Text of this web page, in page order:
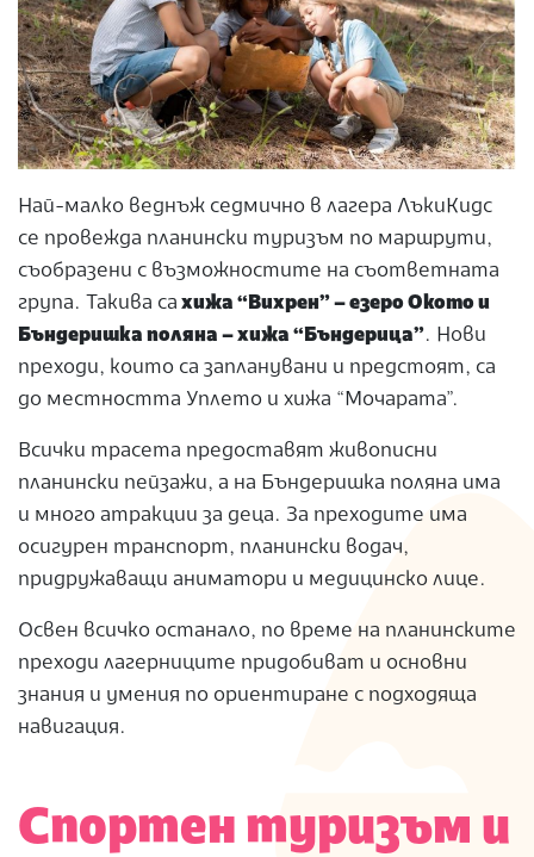
Най-малко веднъж седмично в лагера ЛъкиКидс
се провежда планински туризъм по маршрути,
съобразени с възможностите на съответната
група. Такива са хижа “Вихрен” – езеро Окото и
Бъндеришка поляна – хижа “Бъндерица”. Нови
преходи, които са запланувани и предстоят, са
до местността Уплето и хижа “Мочарата”.
Всички трасета предоставят живописни
планински пейзажи, а на Бъндеришка поляна има
и много атракции за деца. За преходите има
осигурен транспорт, планински водач,
придружаващи аниматори и медицинско лице.
Освен всичко останало, по време на планинските
преходи лагерниците придобиват и основни
знания и умения по ориентиране с подходяща
навигация.
Спортен туризъм и